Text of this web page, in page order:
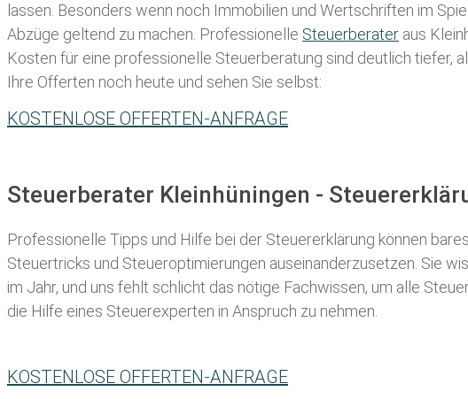
lassen . Besonders wenn noch Immobilien und Wertschriften im
Abzüge geltend zu machen. Professionelle Steuerberater aus
Kosten für eine professionelle Steuerberatung sind deutlich tiefer,
Ihre Offerten noch heute und sehen Sie selbst:
KOSTENLOSE OFFERTEN-ANFRAGE
Steuerberater Kleinhüningen -
Professionelle Tipps und Hilfe bei der Steuererklärung können
Steuertricks und Steueroptimierungen auseinanderzusetzen. Sie
im Jahr, und uns fehlt schlicht das nötige Fachwissen, um alle
die Hilfe eines Steuerexperten in Anspruch zu nehmen.
KOSTENLOSE OFFERTEN-ANFRAGE